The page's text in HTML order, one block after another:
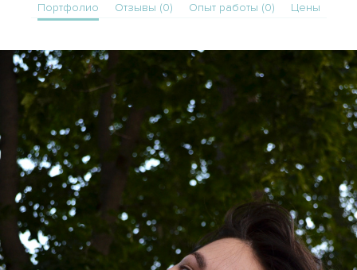
Портфолио Отзывы (0) Опыт работы (0) Цены